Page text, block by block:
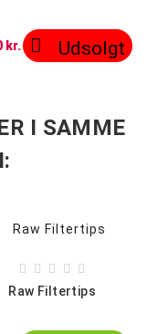
kr.  Udsolgt
I SAMME
    
Raw Filtertips